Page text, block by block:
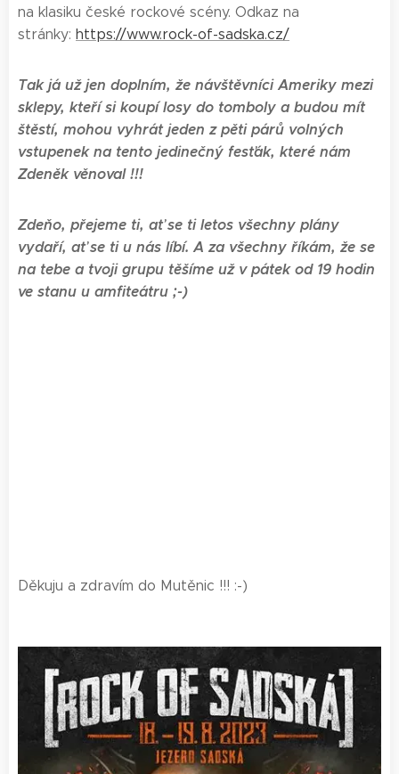
na klasiku české rockové scény. Odkaz na
stránky: https://www.rock-of-sadska.cz/
Tak já už jen doplním, že návštěvníci Ameriky mezi
sklepy, kteří si koupí losy do tomboly a budou mít
štěstí, mohou vyhrát jeden z pěti párů volných
vstupenek na tento jedinečný fesťák, které nám
Zdeněk věnoval !!!
Zdeňo, přejeme ti, ať se ti letos všechny plány
vydaří, ať se ti u nás líbí. A za všechny říkám, že se
na tebe a tvoji grupu těšíme už v pátek od 19 hodin
ve stanu u amfiteátru ;-)
Děkuju a zdravím do Mutěnic !!! :-)